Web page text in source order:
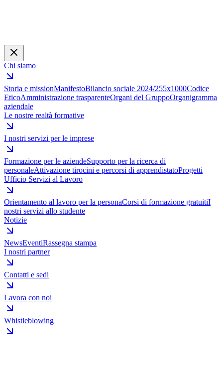
Chi siamo
Storia e missionManifestoBilancio sociale 2024/255x1000Codice
EticoAmministrazione trasparenteOrgani del GruppoOrganigramma
aziendale
Le nostre realtà formative
I nostri servizi per le imprese
Formazione per le aziendeSupporto per la ricerca di
personaleAttivazione tirocini e percorsi di apprendistatoProgetti
Ufficio Servizi al Lavoro
Orientamento al lavoro per la personaCorsi di formazione gratuitiI
nostri servizi allo studente
Notizie
NewsEventiRassegna stampa
I nostri partner
Contatti e sedi
Lavora con noi
Whistleblowing